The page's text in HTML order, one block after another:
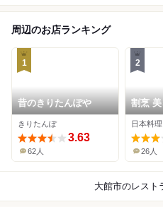
周辺のお店ランキング
1
昔のきりたんぽや
きりたんぽ
3.63
62人
2
割烹
日本料理
26人
大館市のレスト